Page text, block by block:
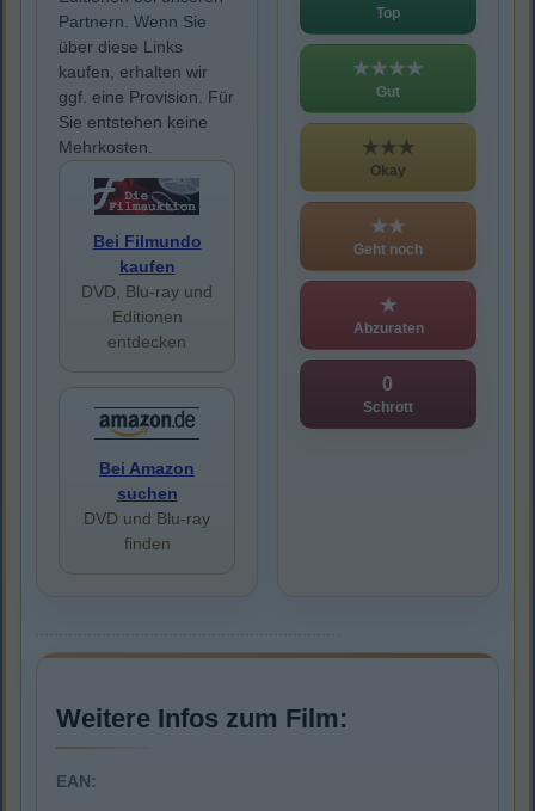
Partnern. Wenn Sie
über diese Links
kaufen, erhalten wir
ggf. eine Provision. Für
Sie entstehen keine
Mehrkosten.
Bei Filmundo
kaufen
DVD, Blu-ray und
Editionen
entdecken
Bei Amazon
suchen
DVD und Blu-ray
finden
Top
★★★★
Gut
★★★
Okay
★★
Geht noch
★
Abzuraten
0
Schrott
Weitere Infos zum Film:
EAN: